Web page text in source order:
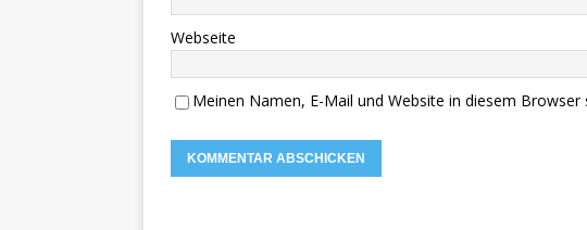
Webseite
Meinen Namen, E-Mail und Website in diesem